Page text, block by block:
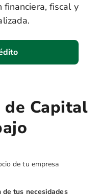
financiera, fiscal y
de Capital
de tu empresa
tus necesidades